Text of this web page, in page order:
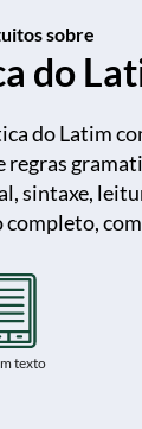
sobre
do
do Latim
sintaxe,
texto